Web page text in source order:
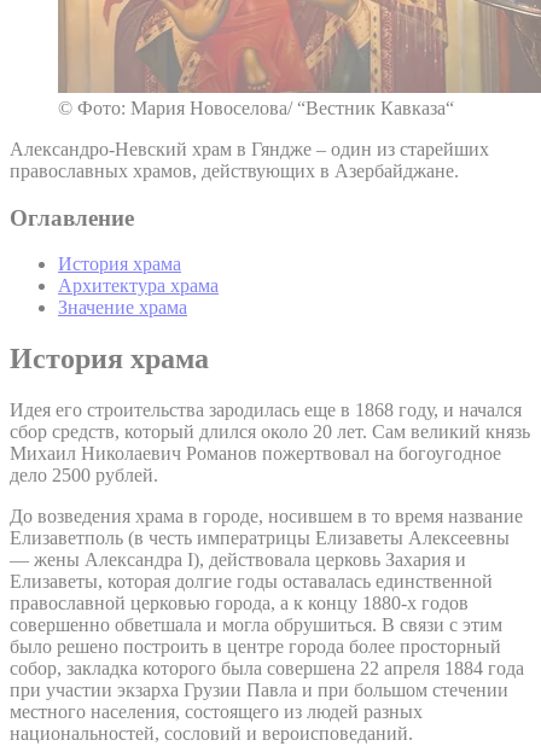
© Фото: Мария Новоселова/ “Вестник Кавказа“
Александро-Невский храм в Гяндже – один из старейших
православных храмов, действующих в Азербайджане.
Оглавление
История храма
Архитектура храма
Значение храма
История храма
Идея его строительства зародилась еще в 1868 году, и начался
сбор средств, который длился около 20 лет. Сам великий князь
Михаил Николаевич Романов пожертвовал на богоугодное
дело 2500 рублей.
До возведения храма в городе, носившем в то время название
Елизаветполь (в честь императрицы Елизаветы Алексеевны
— жены Александра I), действовала церковь Захария и
Елизаветы, которая долгие годы оставалась единственной
православной церковью города, а к концу 1880-х годов
совершенно обветшала и могла обрушиться. В связи с этим
было решено построить в центре города более просторный
собор, закладка которого была совершена 22 апреля 1884 года
при участии экзарха Грузии Павла и при большом стечении
местного населения, состоящего из людей разных
национальностей, сословий и вероисповеданий.